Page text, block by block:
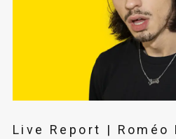
Live Report | Roméo